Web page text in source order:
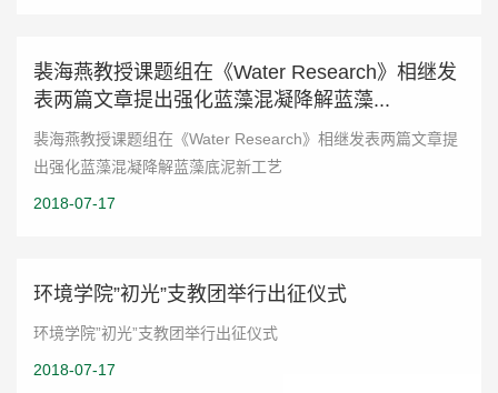
裴海燕教授课题组在《Water Research》相继发
表两篇文章提出强化蓝藻混凝降解蓝藻...
裴海燕教授课题组在《Water Research》相继发表两篇文章提
出强化蓝藻混凝降解蓝藻底泥新工艺
2018-07-17
环境学院”初光”支教团举行出征仪式
环境学院”初光”支教团举行出征仪式
2018-07-17